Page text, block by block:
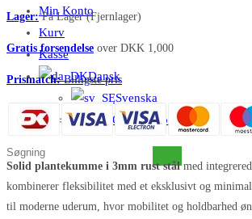
Min Konto
Kurv
Kasse
Dansk
Svenska
Norsk bokmål
Søg
på
denne
hjemmeside
(skjulte
hjul)
antal
Lager:På Lager (Fjernlager)
Gratis forsendelse over DKK 1,000
Prismatch:Billigste pris
Solid plantekumme i 3mm rust stålmed
kombinerer fleksibilitet med et eksklusivt og
til moderne uderum, hvor mobilitet og holdbarhed